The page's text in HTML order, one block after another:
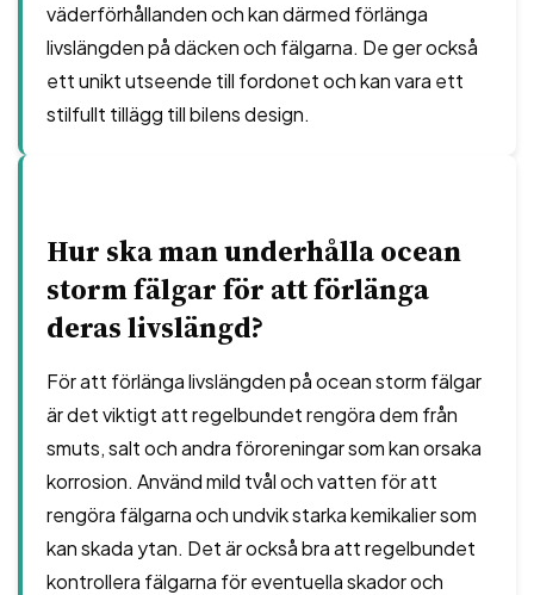
väderförhållanden och kan därmed förlänga
livslängden på däcken och fälgarna. De ger också
ett unikt utseende till fordonet och kan vara ett
stilfullt tillägg till bilens design.
Hur ska man underhålla ocean
storm fälgar för att förlänga
deras livslängd?
För att förlänga livslängden på ocean storm fälgar
är det viktigt att regelbundet rengöra dem från
smuts, salt och andra föroreningar som kan orsaka
korrosion. Använd mild tvål och vatten för att
rengöra fälgarna och undvik starka kemikalier som
kan skada ytan. Det är också bra att regelbundet
kontrollera fälgarna för eventuella skador och